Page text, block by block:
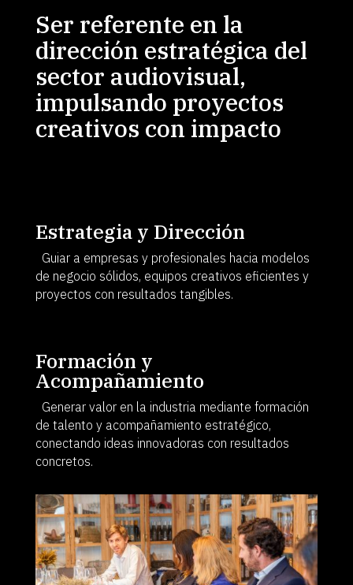
Ser referente en la
dirección estratégica del
sector audiovisual,
impulsando proyectos
creativos con impacto
Estrategia y Dirección
Guiar a empresas y profesionales hacia modelos
de negocio sólidos, equipos creativos eficientes y
proyectos con resultados tangibles.
Formación y
Acompañamiento
Generar valor en la industria mediante formación
de talento y acompañamiento estratégico,
conectando ideas innovadoras con resultados
concretos.